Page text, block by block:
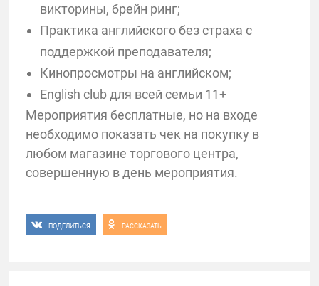
викторины, брейн ринг;
Практика английского без страха с
поддержкой преподавателя;
Кинопросмотры на английском;
English club для всей семьи 11+
Мероприятия бесплатные, но на входе
необходимо показать чек на покупку в
любом магазине торгового центра,
совершенную в день мероприятия.
ПОДЕЛИТЬСЯ РАССКАЗАТЬ